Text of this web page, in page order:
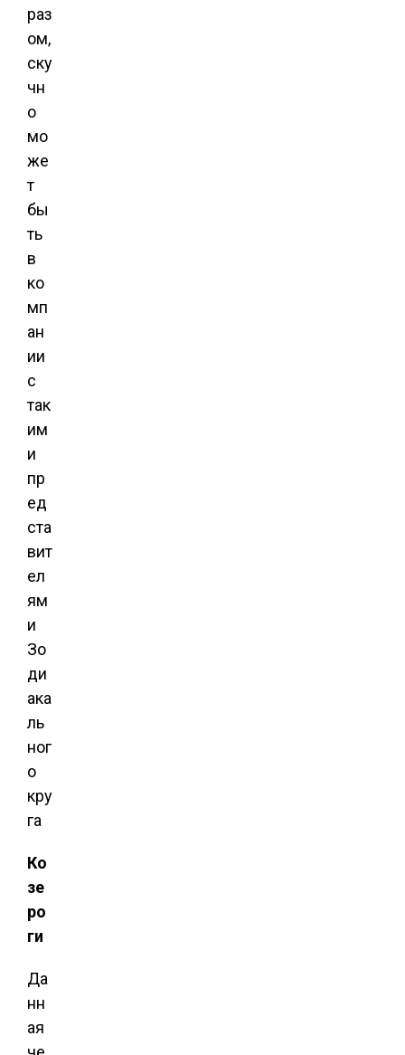
раз
ом,
ску
чн
о
мо
же
т
бы
ть
в
ко
мп
ан
ии
с
так
им
и
пр
ед
ста
вит
ел
ям
и
Зо
ди
ака
ль
ног
о
кру
га
Ко
зе
ро
ги
Да
нн
ая